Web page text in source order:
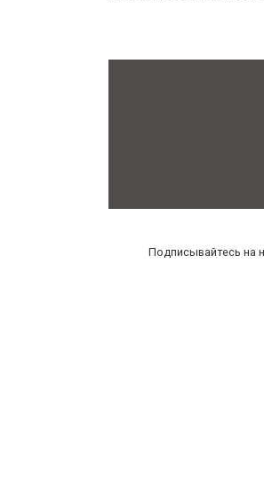
Подписывайтесь на